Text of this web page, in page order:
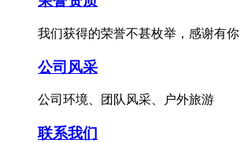
我们获得的荣誉不甚枚举，感谢有你
公司风采
公司环境、团队风采、户外旅游
联系我们